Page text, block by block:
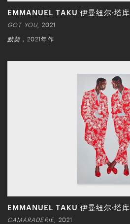
EMMANUEL TAKU 伊曼纽尔·塔库
GOT YOU, 2021
默契 ，2021年作
EMMANUEL TAKU 伊曼纽尔·塔库
CAMARADERIE , 2021